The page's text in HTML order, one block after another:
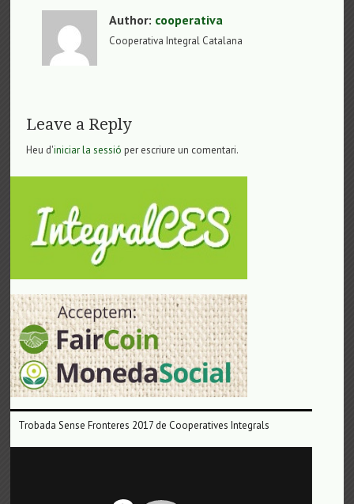
Author: cooperativa
Cooperativa Integral Catalana
Leave a Reply
Heu d'iniciar la sessió per escriure un comentari.
Trobada Sense Fronteres 2017 de Cooperatives Integrals